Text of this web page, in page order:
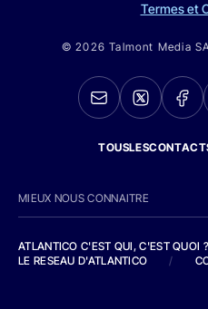
Termes et
© 2026 Talmont Media
MIEUX NOUS CONNAITRE
ATLANTICO C'EST QUI, C'EST QUOI ?
LE RESEAU D'ATLANTICO
/